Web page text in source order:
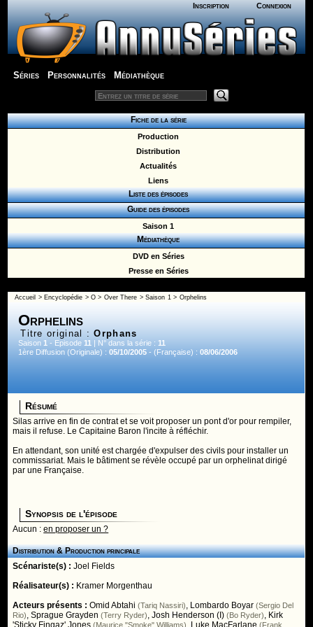
Inscription Connexion
Séries Personnalités Médiathèque
Fiche de la série
Production
Distribution
Actualités
Liens
Liste des épisodes
Guide des épisodes
Saison 1
Médiathèque
DVD en Séries
Presse en Séries
Accueil > Encyclopédie >O > Over There >Saison 1> Orphelins
Orphelins
Titre original :Orphans
Saison1 - Episode11 | N° dans la série :11
1ère Diffusion (Originale) :05/10/2005 - (Française) :08/06/2006
Résumé
Silas arrive en fin de contrat et se voit proposer un pont d'or pour rempiler,
mais il refuse. Le Capitaine Baron l'incite à réfléchir.
En attendant, son unité est chargée d'expulser des civils pour installer un
commissariat. Mais le bâtiment se révèle occupé par un orphelinat dirigé
par une Française.
Synopsis de l'épisode
Aucun :en proposer un ?
Distribution & Production principale
Scénariste(s) :Joel Fields
Réalisateur(s) : Kramer Morgenthau
Acteurs présents :Omid Abtahi (Tariq Nassiri), Lombardo Boyar (Sergio Del
Rio),Sprague Grayden (Terry Ryder),Josh Henderson (I) (Bo Ryder), Kirk
'Sticky Fingaz' Jones (Maurice "Smoke" Williams) Luke MacFarlane (Frank